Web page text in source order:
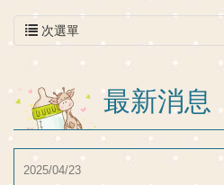
次選單
最新消息
2025/04/23